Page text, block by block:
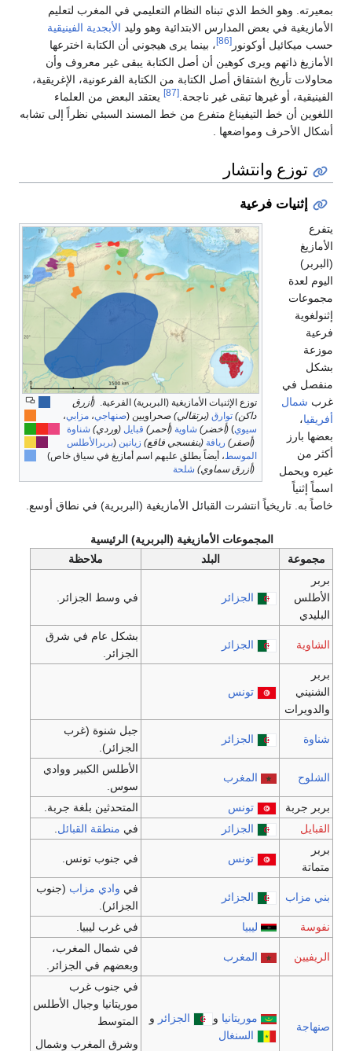
الذي تبناه النظام التعليمي في المغرب لتعليم
المدارس الابتدائية وهو وليد الأبجدية الفينيقية
، بينما يرى هيجوني أن الكتابة اخترعها
ويرى كوهين أن أصل الكتابة يبقى غير معروف وأن
أصل الكتابة من الكتابة الفرعونية، الإغريقية،
تبقى غير ناجحة.
يعتقد البعض من العلماء
متفرع من خط المسند السبئي نظراً إلى تشابه
.
توزع الإثنيات الأمازيغية (البربرية) الفرعية. (أزرق
داكن)
توارق صحراويين (صنهاجي،مزابي
) (أخضر) (أحمر) قبايل (وردي) شناوة
(أصفر) ريافة (بنفسجي فاقع) زيانين (بربرالأطلس
الموسط ، أيضاً يطلق عليهم اسم أمازيغ في سياق خاص)
(أزرق سماوي)
انتشرت القبائل الأمازيغية (البربرية) في نطاق أوسع.
الأمازيغية (البربرية) الرئيسية
البلد
الجزائر في وسط الجزائر.
الجزائر
بشكل عام في شرق
الجزائر.
تونس
الجزائر
الجزائر).
المغرب
الأطلس الكبير ووادي
تونس
المتحدثين بلغة جربة.
الجزائر
في
تونس
الجزائر
(جنوب
الجزائر).
المغرب
وبعضهم في الجزائر.
الجزائرو
السنغال
موريتانيا وجبال الأطلس
المتوسط
وشرق المغرب وشمال